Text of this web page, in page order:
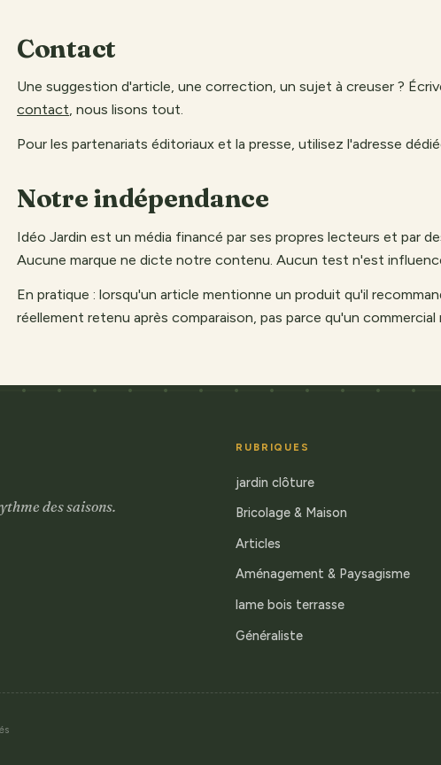
Contact
Une suggestion d'article, une correction, un sujet à creuser ?
contact, nous lisons tout.
Pour les partenariats éditoriaux et la presse, utilisez l'adresse
Notre indépendance
Idéo Jardin est un média financé par ses propres lecteurs et par
Aucune marque ne dicte notre contenu. Aucun test n'est
En pratique : lorsqu'un article mentionne un produit qu'il
réellement retenu après comparaison, pas parce qu'un commercial
des saisons.
RUBRIQUES
jardin clôture
Bricolage & Maison
Articles
Aménagement & Paysagisme
lame bois terrasse
Généraliste